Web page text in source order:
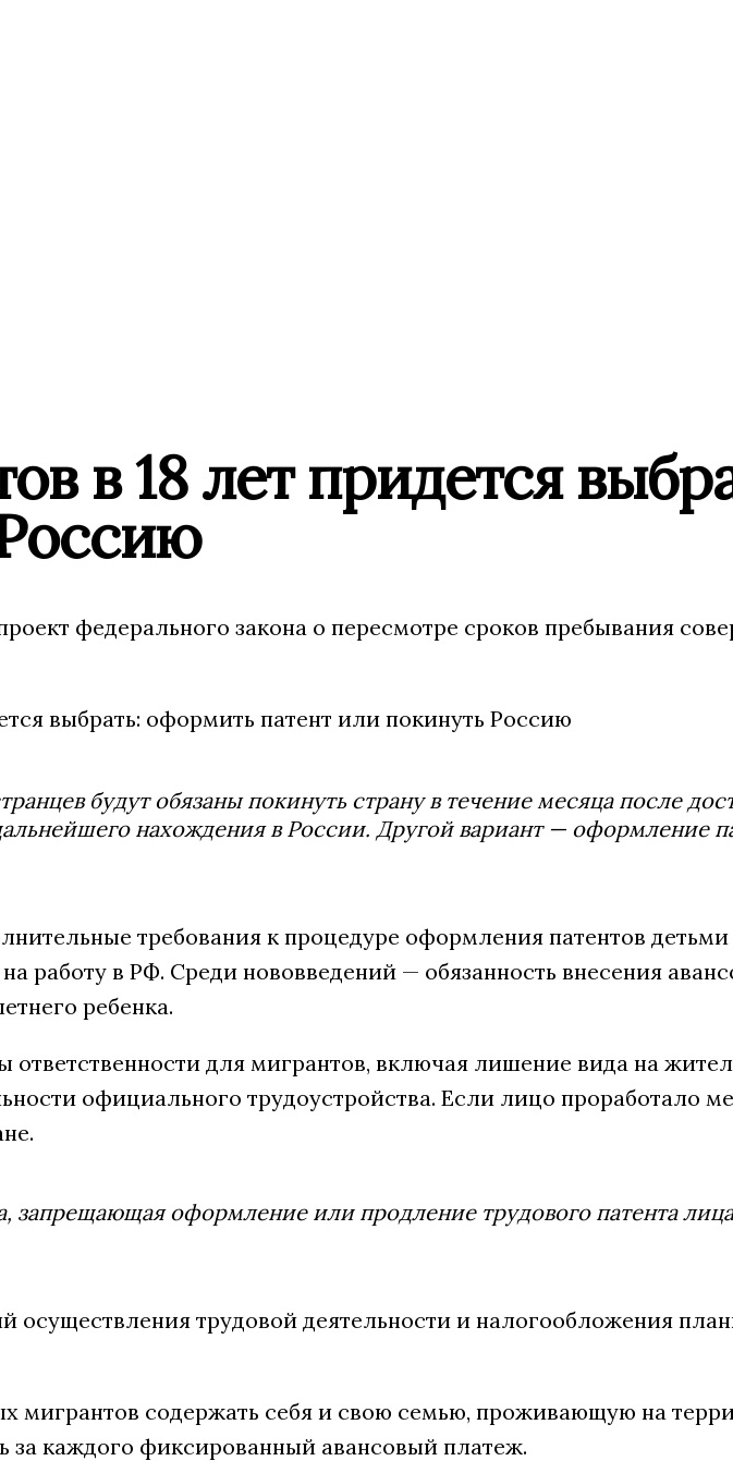
в 18 лет придется
федерального закона о пересмотре сроков пребывания
будут обязаны покинуть страну в течение месяца после
нахождения в России. Другой вариант — оформление
требования к процедуре оформления патентов
работу в РФ. Среди нововведений — обязанность внесения
ребенка.
ответственности для мигрантов, включая лишение вида на
официального трудоустройства. Если лицо проработало
запрещающая оформление или продление трудового патента
осуществления трудовой деятельности и налогообложения
мигрантов содержать себя и свою семью, проживающую на
за каждого фиксированный авансовый платеж.